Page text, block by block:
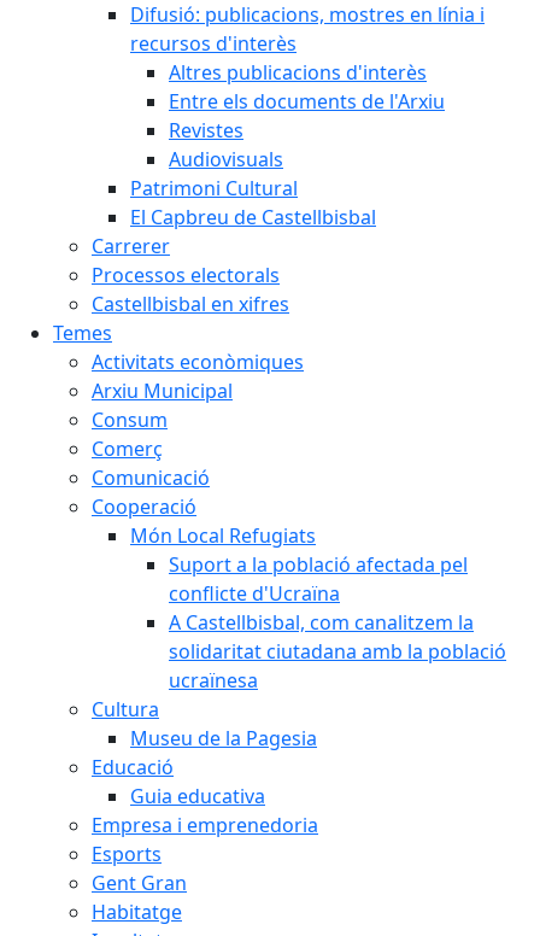
Difusió: publicacions, mostres en línia i
recursos d'interès
Altres publicacions d'interès
Entre els documents de l'Arxiu
Revistes
Audiovisuals
Patrimoni Cultural
El Capbreu de Castellbisbal
Carrerer
Processos electorals
Castellbisbal en xifres
Temes
Activitats econòmiques
Arxiu Municipal
Consum
Comerç
Comunicació
Cooperació
Món Local Refugiats
Suport a la població afectada pel
conflicte d'Ucraïna
A Castellbisbal, com canalitzem la
solidaritat ciutadana amb la població
ucraïnesa
Cultura
Museu de la Pagesia
Educació
Guia educativa
Empresa i emprenedoria
Esports
Gent Gran
Habitatge